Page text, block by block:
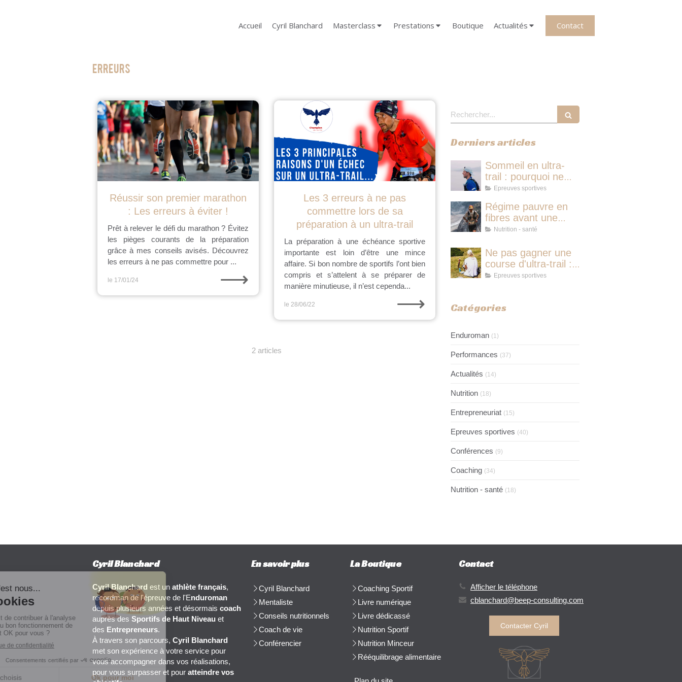
Accueil Cyril Blanchard Masterclass Prestations Boutique Actualités Contact
Erreurs
Réussir son premier marathon
: Les erreurs à éviter !
Prêt à relever le défi du marathon ? Évitez
les pièges courants de la préparation
grâce à mes conseils avisés. Découvrez
les erreurs à ne pas commettre pour ...
le 17/01/24 ⟶
Les 3 erreurs à ne pas
commettre lors de sa
préparation à un ultra-trail
La préparation à une échéance sportive
importante est loin d’être une mince
affaire. Si bon nombre de sportifs l’ont bien
compris et s’attelent à se préparer de
manière minutieuse, il n’est cependa...
le 28/06/22 ⟶
2 articles
Rechercher
Derniers articles
Sommeil en ultra-
trail : pourquoi ne
pas dormir vous fait
temps qu'une micro-
sieste
Epreuves sportives
Régime pauvre en
fibres avant une
course d'ultra-trail :
nutritionnel des
champions
Nutrition - santé
Ne pas gagner une
course d'ultra-trail :
pourquoi ce n'est
Epreuves sportives
Catégories
Enduroman (1)
Performances (37)
Actualités (14)
Nutrition (18)
Entrepreneuriat (15)
Epreuves sportives (40)
Conférences (9)
Coaching (34)
Nutrition - santé (18)
Cyril Blanchard
Cyril Blanchard est un athlète français,
recordman de l'épreuve de l'Enduroman
depuis plusieurs années et désormais coach
auprès des Sportifs de Haut Niveau et
des Entrepreneurs.
À travers son parcours, Cyril Blanchard
met son expérience à votre service pour
vous accompagner dans vos réalisations,
pour vous surpasser et pour atteindre vos
En savoir plus
Cyril Blanchard
Mentaliste
Conseils nutritionnels
Coach de vie
Conférencier
La Boutique
Coaching Sportif
Livre numérique
Livre dédicassé
Nutrition Sportif
Nutrition Minceur
Rééquilibrage alimentaire
Contact
Afficher le téléphone
cblanchard@beep-consulting.com
Contacter Cyril